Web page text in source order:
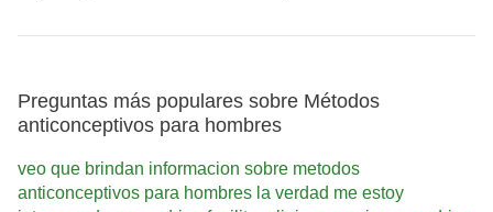
Preguntas más populares sobre Métodos
anticonceptivos para hombres
veo que brindan informacion sobre metodos
anticonceptivos para hombres la verdad me estoy